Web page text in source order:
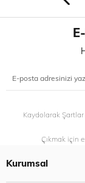
Kaydolarak Şartlar
Çıkmak için
Kurumsal